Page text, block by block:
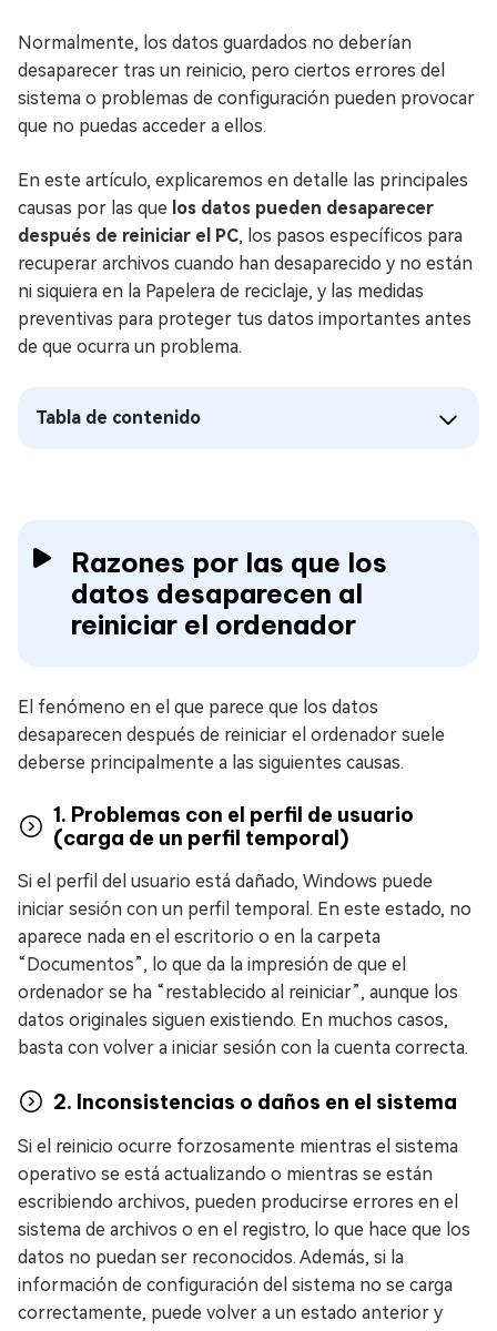
Normalmente, los datos guardados no deberían
desaparecer tras un reinicio, pero ciertos errores del
sistema o problemas de configuración pueden provocar
que no puedas acceder a ellos.
En este artículo, explicaremos en detalle las principales
causas por las que los datos pueden desaparecer
después de reiniciar el PC, los pasos específicos para
recuperar archivos cuando han desaparecido y no están
ni siquiera en la Papelera de reciclaje, y las medidas
preventivas para proteger tus datos importantes antes
de que ocurra un problema.
Tabla de contenido
Razones por las que los
datos desaparecen al
reiniciar el ordenador
El fenómeno en el que parece que los datos
desaparecen después de reiniciar el ordenador suele
deberse principalmente a las siguientes causas.
1. Problemas con el perfil de usuario
(carga de un perfil temporal)
Si el perfil del usuario está dañado, Windows puede
iniciar sesión con un perfil temporal. En este estado, no
aparece nada en el escritorio o en la carpeta
“Documentos”, lo que da la impresión de que el
ordenador se ha “restablecido al reiniciar”, aunque los
datos originales siguen existiendo. En muchos casos,
basta con volver a iniciar sesión con la cuenta correcta.
2. Inconsistencias o daños en el sistema
Si el reinicio ocurre forzosamente mientras el sistema
operativo se está actualizando o mientras se están
escribiendo archivos, pueden producirse errores en el
sistema de archivos o en el registro, lo que hace que los
datos no puedan ser reconocidos. Además, si la
información de configuración del sistema no se carga
correctamente, puede volver a un estado anterior y